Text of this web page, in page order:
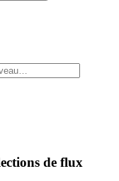
de flux